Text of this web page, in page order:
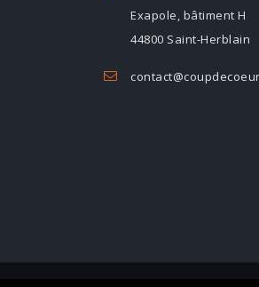
Exapole, bâtiment H
44800 Saint-Herblain